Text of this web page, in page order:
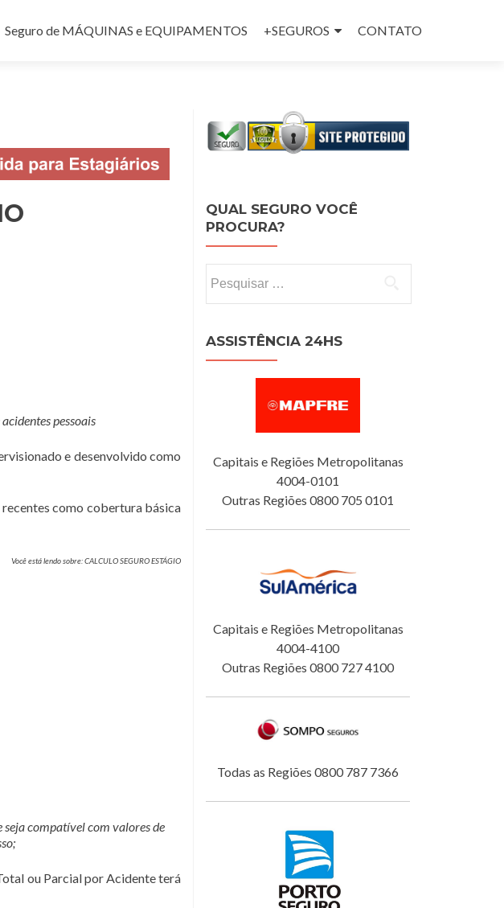
Seguro de MÁQUINAS e EQUIPAMENTOS +SEGUROS CONTATO
pessoais
e desenvolvido como
recentes como cobertura básica
Você está lendo sobre: CALCULO SEGURO ESTÁGIO
compatível com valores de
ou Parcial por Acidente terá
QUAL SEGURO VOCÊ
PROCURA?
ASSISTÊNCIA 24HS
Capitais e Regiões Metropolitanas
4004-0101
Outras Regiões 0800 705 0101
Capitais e Regiões Metropolitanas
4004-4100
Outras Regiões 0800 727 4100
Todas as Regiões 0800 787 7366